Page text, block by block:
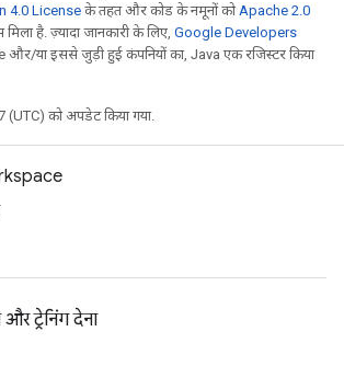
4.0 License के तहत और कोड के नमूनों कोApache 2.0
है. ज़्यादा जानकारी के लिए, Google Developers
या इससे जुड़ी हुई कंपनियों का, Java एक रजिस्टर किया
(UTC) को अपडेट किया गया.
ट्रेनिंग देना